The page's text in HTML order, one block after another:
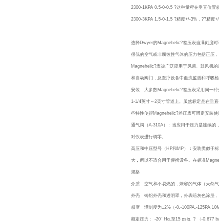
2300-1KPA 0.5-0-0.5 ?这种量程在垂直位
2300-3KPA 1.5-0-1.5 ?精度+/-3%，??
选择Dwyer的Magnehelic?差压表当满刻度
很低的空气或非腐蚀性气体的压力包括正压
Magnehelic?表被广泛应用于风扇、鼓风机
和自动阀门，及医疗设备中血流监测和呼吸
安装：大多数Magnehelic?差压表采用同一
1-1/4英寸～2英寸管道上。虽然标定是在垂
些特性使得Magnehelic?差压表可固定安装
通气阀（A-310A）：当应用于压力是连续
对仪表进行调零。
高压和中压型号（HP和MP）：安装类似于
大，所以不适合用于便携设备。在标准
规格
介质：空气和不易燃的，兼容的气体（天然
外壳：铸铝外壳和透明罩，外表暗灰色涂层
精度：满刻度为±2%（-0,-100PA,-
额定压力： -20" Hg.至15 psig. ? （-0.677